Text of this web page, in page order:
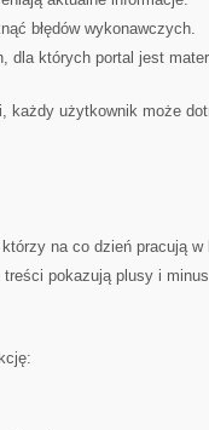
błędów wykonawczych.
dla których portal jest
każdy użytkownik może
na co dzień pracują
pokazują plusy i